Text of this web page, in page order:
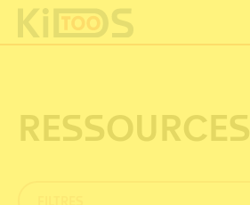
RESSOURCES
Panneau de gestion des cookies